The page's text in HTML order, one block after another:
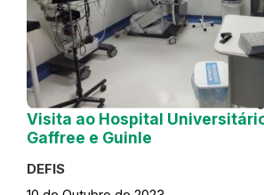
Visita ao Hospital
Gaffree e Guinle
DEFIS